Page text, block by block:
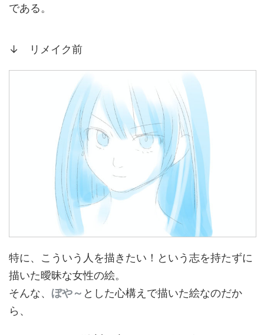
である。
↓ リメイク前
特に、こういう人を描きたい！という志を持たずに
描いた曖昧な女性の絵。
そんな、 ぼや～ とした心構えで描いた絵なのだか
ら、